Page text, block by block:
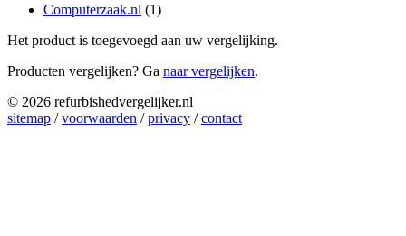
Computerzaak.nl (1)
Het product is toegevoegd aan uw vergelijking.
Producten vergelijken? Ga naar vergelijken.
© 2026 refurbishedvergelijker.nl
sitemap /voorwaarden /privacy /contact